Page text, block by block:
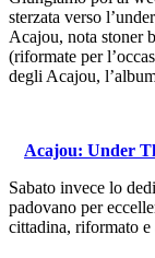
sterzata verso
Acajou, nota stoner
(riformate per
degli Acajou,
Acajou: Under
Sabato invece lo
padovano per
cittadina, riformato